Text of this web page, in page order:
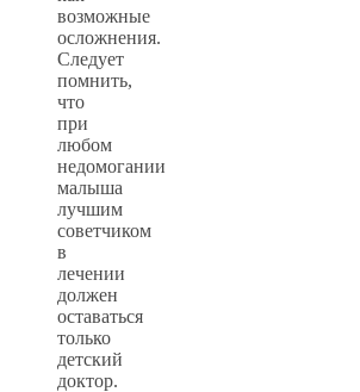
возможные
осложнения.
Следует
помнить,
что
при
любом
недомогании
малыша
лучшим
советчиком
в
лечении
должен
оставаться
только
детский
доктор.